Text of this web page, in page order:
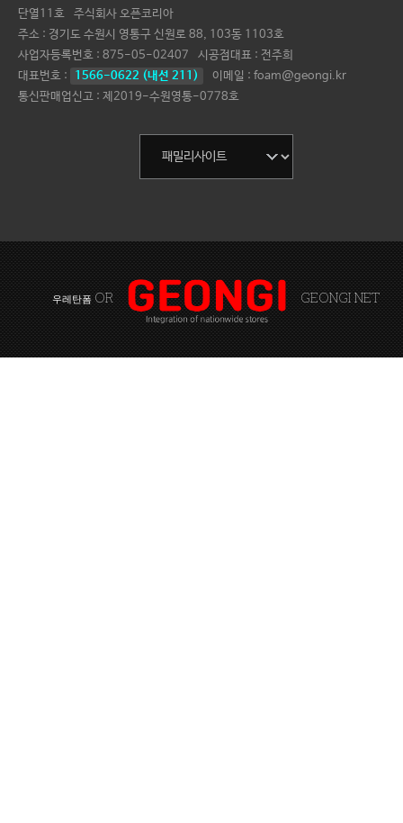
단열11호
주식회사 오픈코리아
주소 : 경기도 수원시 영통구 신원로 88, 103동 1103호
사업자등록번호 : 875-05-02407 시공점대표 : 전주희
대표번호 :
1566-0622 (내선 211)
이메일 : foam@geongi.kr
통신판매업신고 : 제2019-수원영통-0778호
우레탄폼 OR GEONGI NET